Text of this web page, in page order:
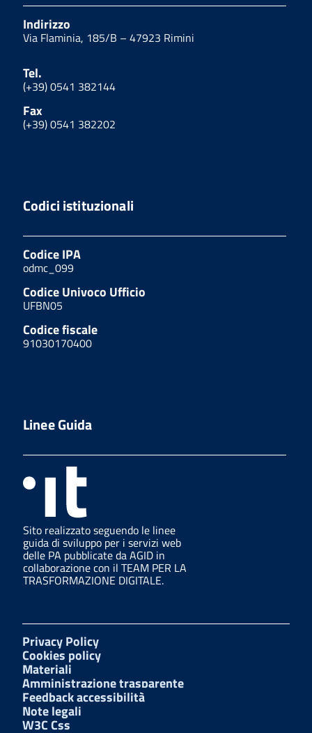
Indirizzo
Via Flaminia, 185/B – 47923 Rimini
Tel.
(+39) 0541 382144
Fax
(+39) 0541 382202
Codici istituzionali
Codice IPA
odmc_099
Codice Univoco Ufficio
UFBN05
Codice fiscale
91030170400
Linee Guida
Sito realizzato seguendo le linee
guida di sviluppo per i servizi web
delle PA pubblicate da AGID in
collaborazione con il TEAM PER LA
TRASFORMAZIONE DIGITALE.
Privacy Policy
Cookies policy
Materiali
Amministrazione trasparente
Feedback accessibilità
Note legali
W3C Css